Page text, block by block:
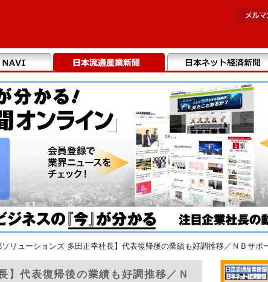
ソリューションズ 多田正幸社長】代表復帰後の業績も好調推移／ＮＢサポ
】代表復帰後の業績も好調推移／Ｎ